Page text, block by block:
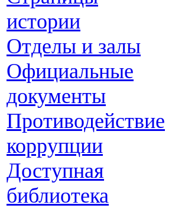
истории
Отделы и залы
Официальные
документы
Противодействие
коррупции
Доступная
библиотека